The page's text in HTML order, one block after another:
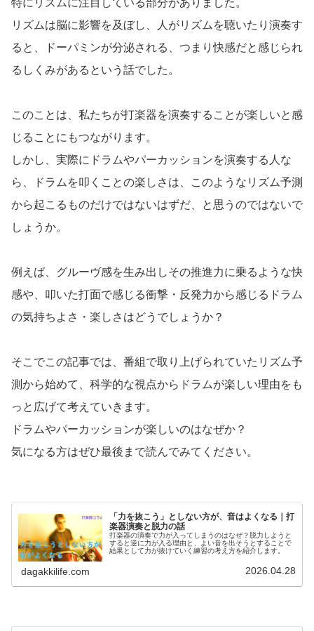
リズムは脳に影響を及ぼし、人がリズムを聴いたり演奏す
ると、ドーパミンが分泌される、つまり快感だと感じられ
るしくみがあるという話でした。
このことは、私たちが打楽器を演奏することが楽しいと感
じることにもつながります。
しかし、実際にドラムやパーカッションを演奏する人な
ら、ドラムを叩くことの楽しさは、このようなリズム予測
から起こるものだけではないはずだ、と思うのではないで
しょうか。
例えば、グルーヴ感を生み出しその推進力に乗るような快
感や、叩いた打面で感じる衝撃・反発力から感じるドラム
の気持ちよさ・楽しさはどうでしょうか？
そこでこの記事では、番組で取り上げられていたリズム予
測から始めて、科学的な視点からドラムが楽しい理由をも
っと広げて考えていきます。
ドラムやパーカッションが楽しいのはなぜか？
気になる方はぜひ最後まで読んでみてください。
「力を抜こう」としない方が、音はよくなる｜打
楽器演奏と脱力の話
打楽器の演奏で力が入ってしまうのはなぜ？脱力しようと
すると逆に力が入る理由と、よい音を出そうとすることで
結果として力が抜けていく練習の考え方を紹介します。
dagakkilife.com 2026.04.28